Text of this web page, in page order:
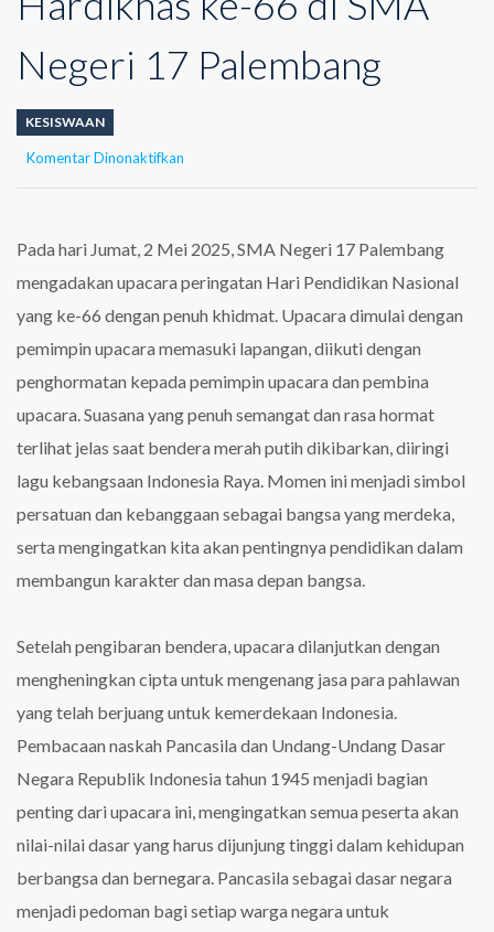
Negeri 17 Palembang
KESISWAAN
Komentar Dinonaktifkan
Peringatan
ke-
66
SMA
Negeri
Palembang
Pada hari Jumat, 2 Mei 2025, SMA Negeri 17 Palembang
mengadakan upacara peringatan Hari Pendidikan Nasional
yang ke-66 dengan penuh khidmat. Upacara dimulai dengan
pemimpin upacara memasuki lapangan, diikuti dengan
penghormatan kepada pemimpin upacara dan pembina
upacara. Suasana yang penuh semangat dan rasa hormat
terlihat jelas saat bendera merah putih dikibarkan, diiringi
lagu kebangsaan Indonesia Raya. Momen ini menjadi simbol
persatuan dan kebanggaan sebagai bangsa yang merdeka,
serta mengingatkan kita akan pentingnya pendidikan dalam
membangun karakter dan masa depan bangsa.
Setelah pengibaran bendera, upacara dilanjutkan dengan
mengheningkan cipta untuk mengenang jasa para pahlawan
yang telah berjuang untuk kemerdekaan Indonesia.
Pembacaan naskah Pancasila dan Undang-Undang Dasar
Negara Republik Indonesia tahun 1945 menjadi bagian
penting dari upacara ini, mengingatkan semua peserta akan
nilai-nilai dasar yang harus dijunjung tinggi dalam kehidupan
berbangsa dan bernegara. Pancasila sebagai dasar negara
menjadi pedoman bagi setiap warga negara untuk